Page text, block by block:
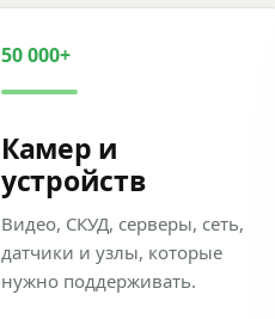
50 000+
Камер и
устройств
Видео, СКУД, серверы, сеть,
датчики и узлы, которые
нужно поддерживать.